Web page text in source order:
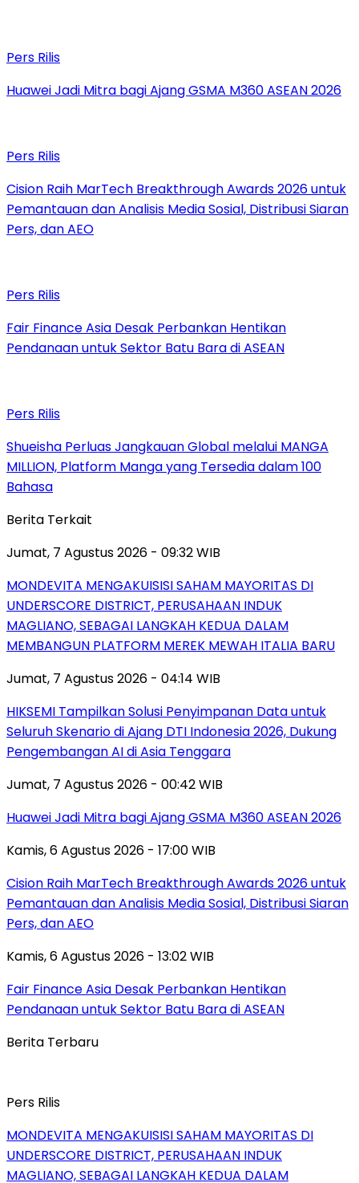
Pers Rilis
Huawei Jadi Mitra bagi Ajang GSMA M360 ASEAN 2026
Pers Rilis
Cision Raih MarTech Breakthrough Awards 2026 untuk
Pemantauan dan Analisis Media Sosial, Distribusi Siaran
Pers, dan AEO
Pers Rilis
Fair Finance Asia Desak Perbankan Hentikan
Pendanaan untuk Sektor Batu Bara di ASEAN
Pers Rilis
Shueisha Perluas Jangkauan Global melalui MANGA
MILLION, Platform Manga yang Tersedia dalam 100
Bahasa
Berita Terkait
Jumat, 7 Agustus 2026 - 09:32 WIB
MONDEVITA MENGAKUISISI SAHAM MAYORITAS DI
UNDERSCORE DISTRICT, PERUSAHAAN INDUK
MAGLIANO, SEBAGAI LANGKAH KEDUA DALAM
MEMBANGUN PLATFORM MEREK MEWAH ITALIA BARU
Jumat, 7 Agustus 2026 - 04:14 WIB
HIKSEMI Tampilkan Solusi Penyimpanan Data untuk
Seluruh Skenario di Ajang DTI Indonesia 2026, Dukung
Pengembangan AI di Asia Tenggara
Jumat, 7 Agustus 2026 - 00:42 WIB
Huawei Jadi Mitra bagi Ajang GSMA M360 ASEAN 2026
Kamis, 6 Agustus 2026 - 17:00 WIB
Cision Raih MarTech Breakthrough Awards 2026 untuk
Pemantauan dan Analisis Media Sosial, Distribusi Siaran
Pers, dan AEO
Kamis, 6 Agustus 2026 - 13:02 WIB
Fair Finance Asia Desak Perbankan Hentikan
Pendanaan untuk Sektor Batu Bara di ASEAN
Berita Terbaru
Pers Rilis
MONDEVITA MENGAKUISISI SAHAM MAYORITAS DI
UNDERSCORE DISTRICT, PERUSAHAAN INDUK
MAGLIANO, SEBAGAI LANGKAH KEDUA DALAM